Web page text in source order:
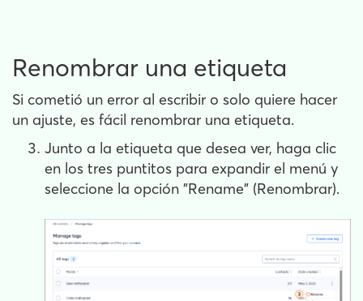
Renombrar una etiqueta
Si cometió un error al escribir o solo quiere hacer
un ajuste, es fácil renombrar una etiqueta.
Junto a la etiqueta que desea ver, haga clic
en los tres puntitos para expandir el menú y
seleccione la opción "Rename" (Renombrar).